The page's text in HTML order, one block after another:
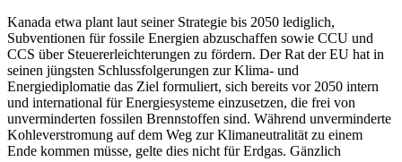
Kanada etwa plant laut seiner Strategie bis 2050 lediglich,
Subventionen für fossile Energien abzuschaffen sowie CCU und
CCS über Steuererleichterungen zu fördern. Der Rat der EU hat in
seinen jüngsten Schlussfolgerungen zur Klima- und
Energiediplomatie das Ziel formuliert, sich bereits vor 2050 intern
und international für Energiesysteme einzusetzen, die frei von
unverminderten fossilen Brennstoffen sind. Während unverminderte
Kohleverstromung auf dem Weg zur Klimaneutralität zu einem
Ende kommen müsse, gelte dies nicht für Erdgas. Gänzlich